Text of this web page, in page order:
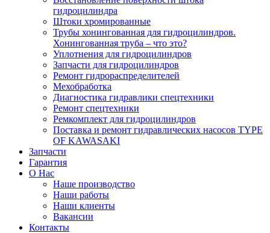
гидроцилиндра
Штоки хромированные
Трубы хонингованная для гидроцилиндров.
Хонингованная труба – что это?
Уплотнения для гидроцилиндров
Запчасти для гидроцилиндров
Ремонт гидрораспределителей
Мехобработка
Диагностика гидравлики спецтехники
Ремонт спецтехники
Ремкомплект для гидроцилиндров
Поставка и ремонт гидравлических насосов TYPE
OF KAWASAKI
Запчасти
Гарантия
О Нас
Наше производство
Наши работы
Наши клиенты
Вакансии
Контакты